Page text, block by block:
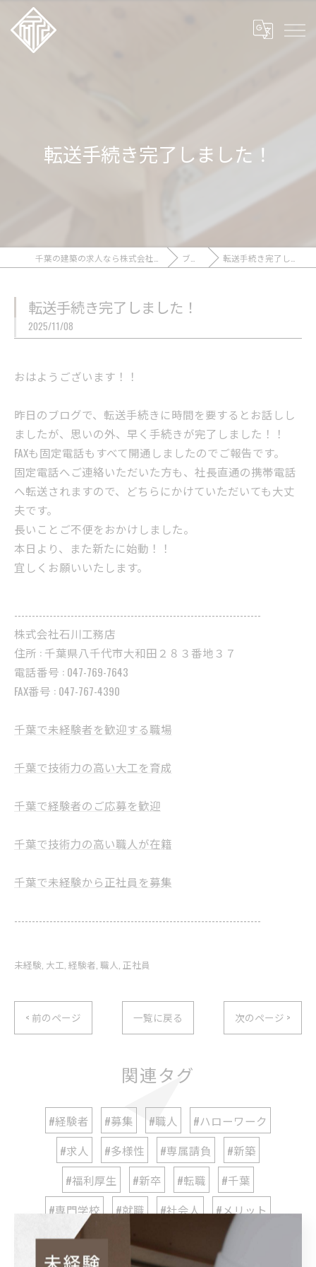
転送手続き完了しました！
ブログ 転送手続き完了しました！
転送手続き完了しました！
2025/11/08
おはようございます！！
昨日のブログで、転送手続きに時間を要するとお話しし
ましたが、思いの外、早く手続きが完了しました！！
FAXも固定電話もすべて開通しましたのでご報告です。
固定電話へご連絡いただいた方も、社長直通の携帯電話
へ転送されますので、どちらにかけていただいても大丈
夫です。
長いことご不便をおかけしました。
本日より、また新たに始動！！
宜しくお願いいたします。
----------------------------------------------------------------------
株式会社石川工務店
住所 : 千葉県八千代市大和田２８３番地３７
電話番号 : 047-769-7643
FAX番号 : 047-767-4390
千葉で未経験者を歓迎する職場
千葉で技術力の高い大工を育成
千葉で経験者のご応募を歓迎
千葉で技術力の高い職人が在籍
千葉で未経験から正社員を募集
----------------------------------------------------------------------
未経験 大工 経験者 職人 正社員
< 前のページ 一覧に戻る 次のページ >
関連タグ
#経験者 #募集 #職人
#ハローワーク
#求人
#多様性 #専属請負
#新築
#福利厚生
#新卒 #転職
#千葉
#専門学校
#就職 #社会人
#メリット
#大工
#工務店